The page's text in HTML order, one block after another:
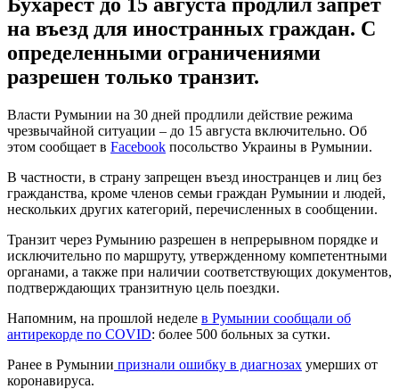
на въезд для иностранных граждан. С
определенными ограничениями
разрешен только транзит.
Власти Румынии на 30 дней продлили действие режима
чрезвычайной ситуации – до 15 августа включительно. Об
этом сообщает в Facebook посольство Украины в Румынии.
В частности, в страну запрещен въезд иностранцев и лиц без
гражданства, кроме членов семьи граждан Румынии и людей,
нескольких других категорий, перечисленных в сообщении.
Транзит через Румынию разрешен в непрерывном порядке и
исключительно по маршруту, утвержденному компетентными
органами, а также при наличии соответствующих документов,
подтверждающих транзитную цель поездки.
Напомним, на прошлой неделе в Румынии сообщали об
антирекорде по COVID: более 500 больных за сутки.
Ранее в Румынии признали ошибку в диагнозах умерших от
коронавируса.